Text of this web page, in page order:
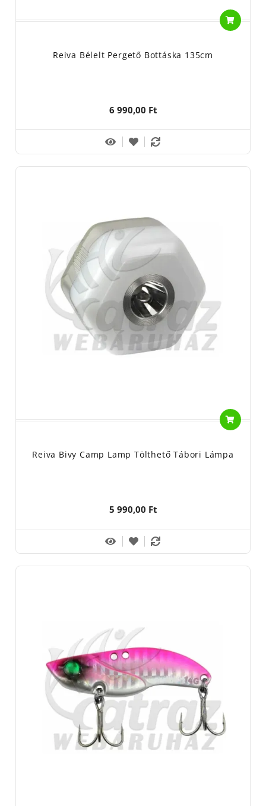
Reiva Bélelt Pergető Bottáska 135cm
6 990,00 Ft
Reiva Bivy Camp Lamp Tölthető Tábori Lámpa
5 990,00 Ft